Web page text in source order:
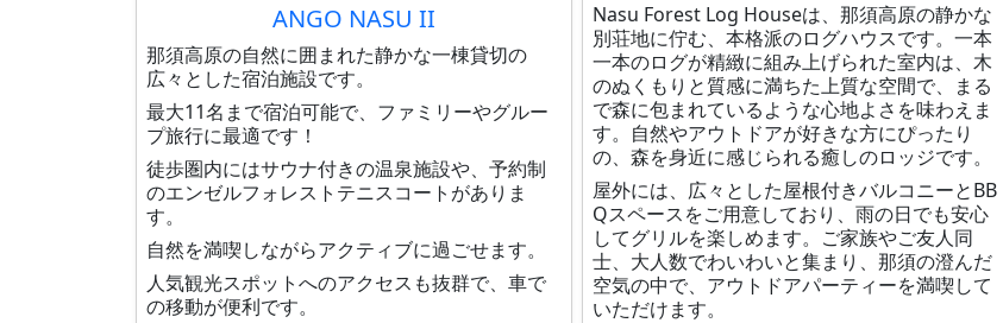
ANGO NASU II
那須高原の自然に囲まれた静かな一棟貸切の
広々とした宿泊施設です。
最大11名まで宿泊可能で、ファミリーやグルー
プ旅行に最適です！
徒歩圏内にはサウナ付きの温泉施設や、予約制
のエンゼルフォレストテニスコートがありま
す。
自然を満喫しながらアクティブに過ごせます。
人気観光スポットへのアクセスも抜群で、車で
の移動が便利です。
Nasu Forest Log Houseは、那須高原の静かな
別荘地に佇む、本格派のログハウスです。一本
一本のログが精緻に組み上げられた室内は、木
のぬくもりと質感に満ちた上質な空間で、まる
で森に包まれているような心地よさを味わえま
す。自然やアウトドアが好きな方にぴったり
の、森を身近に感じられる癒しのロッジです。
屋外には、広々とした屋根付きバルコニーとBB
Qスペースをご用意しており、雨の日でも安心
してグリルを楽しめます。ご家族やご友人同
士、大人数でわいわいと集まり、那須の澄んだ
空気の中で、アウトドアパーティーを満喫して
いただけます。